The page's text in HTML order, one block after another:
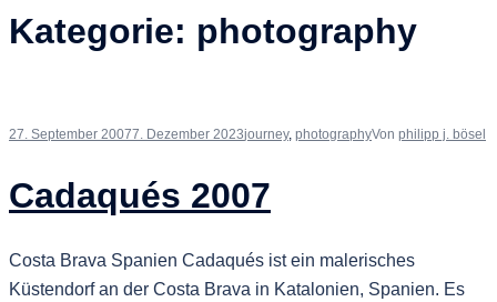
Kategorie: photography
27. September 20077. Dezember 2023journey, photographyVon philipp j. bösel
Cadaqués 2007
Costa Brava Spanien Cadaqués ist ein malerisches
Küstendorf an der Costa Brava in Katalonien, Spanien. Es